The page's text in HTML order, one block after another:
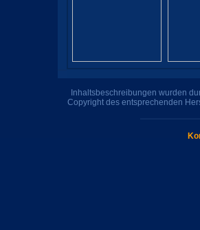
Inhaltsbeschreibungen wurden
Copyright des entsprechenden